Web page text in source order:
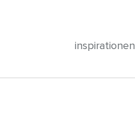
inspirationen